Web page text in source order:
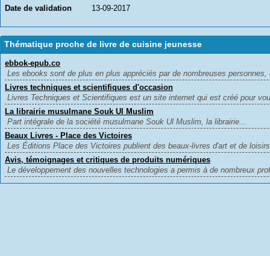
Date de validation
13-09-2017
Thématique proche de livre de cuisine jeunesse
ebbok-epub.co
Les ebooks sont de plus en plus appréciés par de nombreuses
Livres techniques et scientifiques d'occasion
Livres Techniques et Scientifiques est un site internet qui est créé pour
La librairie musulmane Souk Ul Muslim
Part intégrale de la société musulmane Souk Ul Muslim, la librairie...
Beaux Livres - Place des Victoires
Les Éditions Place des Victoires publient des beaux-livres d'art et de
Avis, témoignages et critiques de produits numériques
Le développement des nouvelles technologies a permis à de nombreux